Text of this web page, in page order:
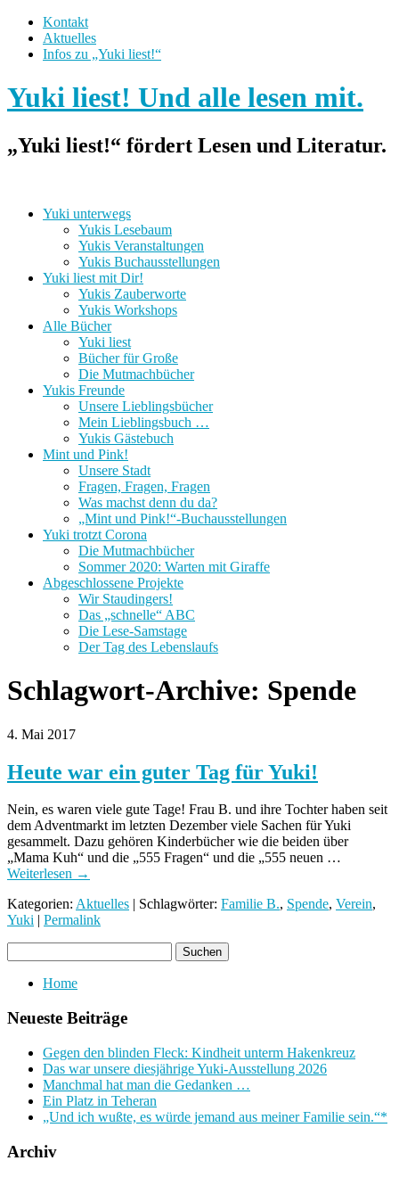
Kontakt
Aktuelles
Infos zu „Yuki liest!“
Yuki liest! Und alle lesen mit.
„Yuki liest!“ fördert Lesen und Literatur.
Yuki unterwegs
Yukis Lesebaum
Yukis Veranstaltungen
Yukis Buchausstellungen
Yuki liest mit Dir!
Yukis Zauberworte
Yukis Workshops
Alle Bücher
Yuki liest
Bücher für Große
Die Mutmachbücher
Yukis Freunde
Unsere Lieblingsbücher
Mein Lieblingsbuch …
Yukis Gästebuch
Mint und Pink!
Unsere Stadt
Fragen, Fragen, Fragen
Was machst denn du da?
„Mint und Pink!“-Buchausstellungen
Yuki trotzt Corona
Die Mutmachbücher
Sommer 2020: Warten mit Giraffe
Abgeschlossene Projekte
Wir Staudingers!
Das „schnelle“ ABC
Die Lese-Samstage
Der Tag des Lebenslaufs
Schlagwort-Archive: Spende
4. Mai 2017
Heute war ein guter Tag für Yuki!
Nein, es waren viele gute Tage! Frau B. und ihre Tochter haben seit
dem Adventmarkt im letzten Dezember viele Sachen für Yuki
gesammelt. Dazu gehören Kinderbücher wie die beiden über
„Mama Kuh“ und die „555 Fragen“ und die „555 neuen …
Weiterlesen →
Kategorien: Aktuelles | Schlagwörter: Familie B., Spende, Verein,
Yuki
Permalink
Home
Neueste Beiträge
Gegen den blinden Fleck: Kindheit unterm Hakenkreuz
Das war unsere diesjährige Yuki-Ausstellung 2026
Manchmal hat man die Gedanken …
Ein Platz in Teheran
„Und ich wußte, es würde jemand aus meiner Familie sein.“*
Archiv